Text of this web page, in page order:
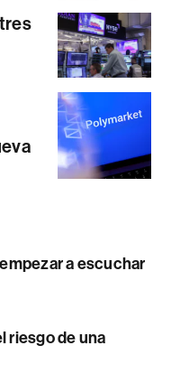
a escuchar
riesgo de una